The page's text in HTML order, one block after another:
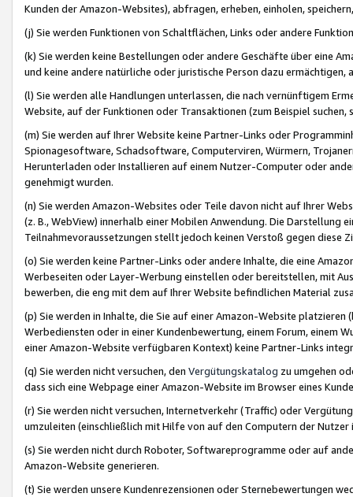
Kunden der Amazon-Websites), abfragen, erheben, einholen,
(j) Sie werden Funktionen von Schaltflächen, Links oder andere
(k) Sie werden keine Bestellungen oder andere Geschäfte über eine
und keine andere natürliche oder juristische Person dazu
(l) Sie werden alle Handlungen unterlassen, die nach vernünftigem
Website, auf der Funktionen oder Transaktionen (zum Beispiel
(m) Sie werden auf Ihrer Website keine Partner-Links oder
Spionagesoftware, Schadsoftware, Computerviren, Würmern,
Herunterladen oder Installieren auf einem Nutzer-Computer oder
genehmigt wurden.
(n) Sie werden Amazon-Websites oder Teile davon nicht auf Ihrer
(z. B., WebView) innerhalb einer Mobilen Anwendung. Die Darstellung
Teilnahmevoraussetzungen stellt jedoch keinen Verstoß gegen diese
(o) Sie werden keine Partner-Links oder andere Inhalte, die eine
Werbeseiten oder Layer-Werbung einstellen oder bereitstellen, mit
bewerben, die eng mit dem auf Ihrer Website befindlichen Material
(p) Sie werden in Inhalte, die Sie auf einer Amazon-Website
Werbediensten oder in einer Kundenbewertung, einem Forum, einem
einer Amazon-Website verfügbaren Kontext) keine Partner-Links
(q) Sie werden nicht versuchen, den Vergütungskatalog zu umgehen
dass sich eine Webpage einer Amazon-Website im Browser eines
(r) Sie werden nicht versuchen, Internetverkehr (Traffic) oder
umzuleiten (einschließlich mit Hilfe von auf den Computern der
(s) Sie werden nicht durch Roboter, Softwareprogramme oder auf
Amazon-Website generieren.
(t) Sie werden unsere Kundenrezensionen oder Sternebewertungen